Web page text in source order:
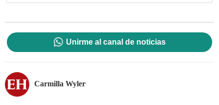
Unirme al canal de noticias
Carmilla Wyler